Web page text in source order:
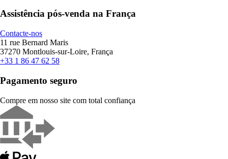
Assistência pós-venda na França
Contacte-nos
11 rue Bernard Maris
37270 Montlouis-sur-Loire, França
+33 1 86 47 62 58
Pagamento seguro
Compre em nosso site com total confiança